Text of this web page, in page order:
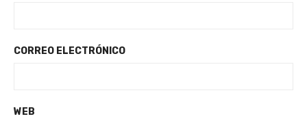
CORREO ELECTRÓNICO
WEB